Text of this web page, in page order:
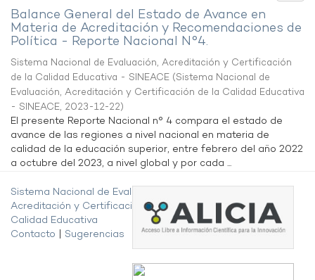
Balance General del Estado de Avance en
Materia de Acreditación y Recomendaciones de
Política - Reporte Nacional N°4.
Sistema Nacional de Evaluación, Acreditación y Certificación
de la Calidad Educativa - SINEACE (Sistema Nacional de
Evaluación, Acreditación y Certificación de la Calidad Educativa
- SINEACE, 2023-12-22)
El presente Reporte Nacional n° 4 compara el estado de
avance de las regiones a nivel nacional en materia de
calidad de la educación superior, entre febrero del año 2022
a octubre del 2023, a nivel global y por cada ...
Sistema Nacional de Evaluación,
Acreditación y Certificación de la
Calidad Educativa
Contacto
Sugerencias